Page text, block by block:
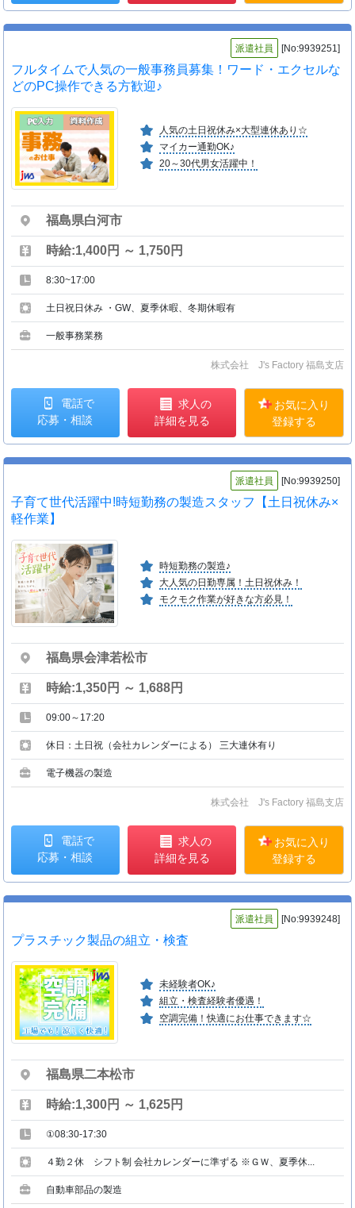
派遣社員 [No:9939251]
フルタイムで人気の一般事務員募集！ワード・エクセルな
どのPC操作できる方歓迎♪
人気の土日祝休み×大型連休あり☆
マイカー通勤OK♪
20～30代男女活躍中！
福島県白河市
時給:1,400円 ～ 1,750円
8:30~17:00
土日祝日休み ・GW、夏季休暇、冬期休暇有
一般事務業務
株式会社 J's Factory 福島支店
電話で
応募・相談
求人の
詳細を見る
お気に入り
登録する
派遣社員 [No:9939250]
子育て世代活躍中!時短勤務の製造スタッフ【土日祝休み×
軽作業】
時短勤務の製造♪
大人気の日勤専属！土日祝休み！
モクモク作業が好きな方必見！
福島県会津若松市
時給:1,350円 ～ 1,688円
09:00～17:20
休日：土日祝（会社カレンダーによる） 三大連休有り
電子機器の製造
株式会社 J's Factory 福島支店
電話で
応募・相談
求人の
詳細を見る
お気に入り
登録する
派遣社員 [No:9939248]
プラスチック製品の組立・検査
未経験者OK♪
組立・検査経験者優遇！
空調完備！快適にお仕事できます☆
福島県二本松市
時給:1,300円 ～ 1,625円
①08:30-17:30
４勤２休 シフト制 会社カレンダーに準ずる ※ＧＷ、夏季休...
自動車部品の製造